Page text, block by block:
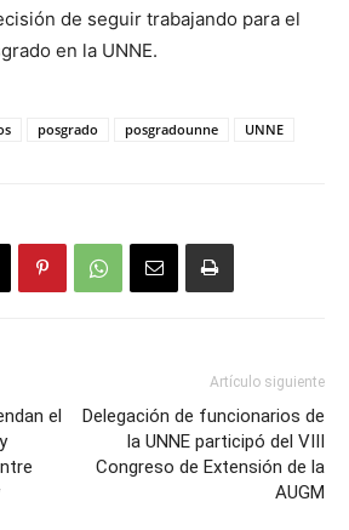
de seguir trabajando para el
en la UNNE.
posgrado posgradounne UNNE
el
Artículo siguiente
Delegación de funcionarios de
la UNNE participó del VIII
Congreso de Extensión de la
AUGM